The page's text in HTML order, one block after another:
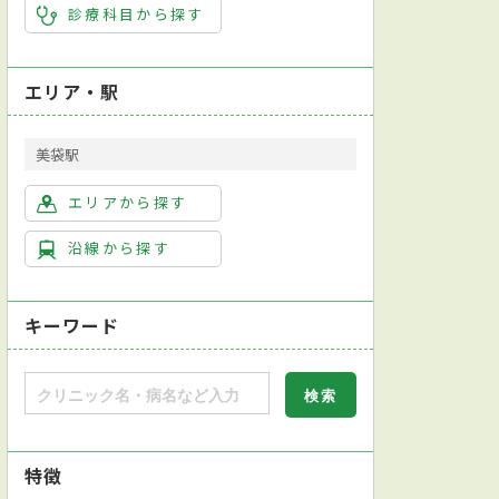
診療科目から探す
エリア・駅
美袋駅
エリアから探す
沿線から探す
キーワード
特徴